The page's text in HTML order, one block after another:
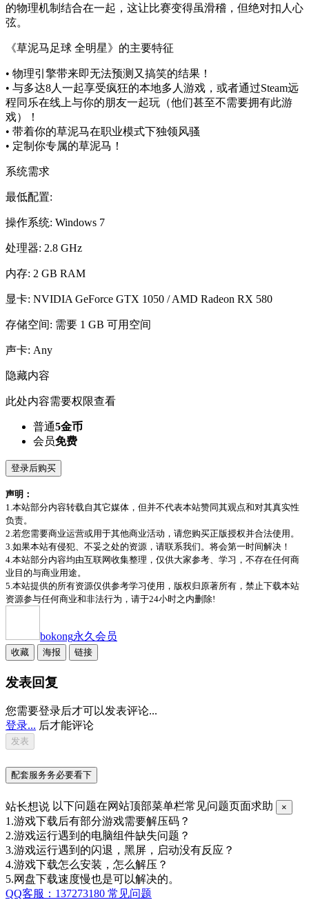
的物理机制结合在一起，这让比赛变得虽滑稽，但绝对扣人心
弦。
《草泥马足球 全明星》的主要特征
• 物理引擎带来即无法预测又搞笑的结果！
• 与多达8人一起享受疯狂的本地多人游戏，或者通过Steam远
程同乐在线上与你的朋友一起玩（他们甚至不需要拥有此游
戏）！
• 带着你的草泥马在职业模式下独领风骚
• 定制你专属的草泥马！
系统需求
最低配置:
操作系统: Windows 7
处理器: 2.8 GHz
内存: 2 GB RAM
显卡: NVIDIA GeForce GTX 1050 / AMD Radeon RX 580
存储空间: 需要 1 GB 可用空间
声卡: Any
隐藏内容
此处内容需要权限查看
普通5金币
会员免费
登录后购买
声明：
1.本站部分内容转载自其它媒体，但并不代表本站赞同其观点和对其真实性
负责。
2.若您需要商业运营或用于其他商业活动，请您购买正版授权并合法使用。
3.如果本站有侵犯、不妥之处的资源，请联系我们。将会第一时间解决！
4.本站部分内容均由互联网收集整理，仅供大家参考、学习，不存在任何商
业目的与商业用途。
5.本站提供的所有资源仅供参考学习使用，版权归原著所有，禁止下载本站
资源参与任何商业和非法行为，请于24小时之内删除!
bokong永久会员
收藏 海报 链接
发表回复
您需要登录后才可以发表评论...
登录... 后才能评论
配套服务务必要看下
站长想说 以下问题在网站顶部菜单栏常见问题页面求助 ×
1.游戏下载后有部分游戏需要解压码？
2.游戏运行遇到的电脑组件缺失问题？
3.游戏运行遇到的闪退，黑屏，启动没有反应？
4.游戏下载怎么安装，怎么解压？
5.网盘下载速度慢也是可以解决的。
QQ客服：137273180 常见问题